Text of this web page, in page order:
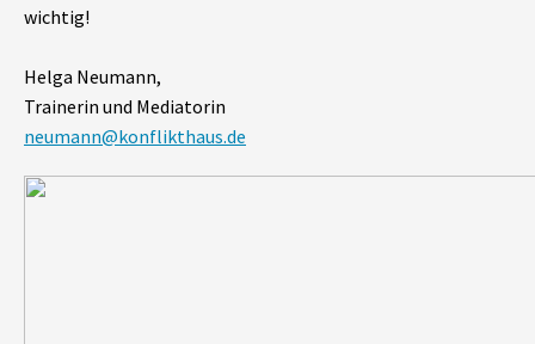
wichtig!
Helga Neumann,
Trainerin und Mediatorin
neumann@konflikthaus.de